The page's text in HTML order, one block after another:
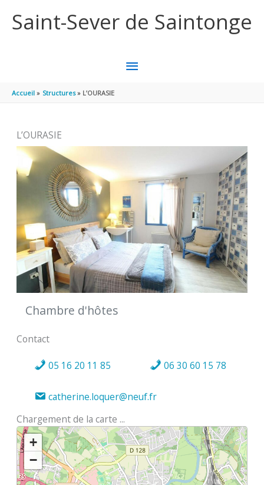
Saint-Sever de Saintonge
MENU
Accueil Structures L’OURASIE
L’OURASIE
Chambre d'hôtes
Contact
05 16 20 11 85 06 30 60 15 78
catherine.loquer@neuf.fr
Chargement de la carte ...
+
−